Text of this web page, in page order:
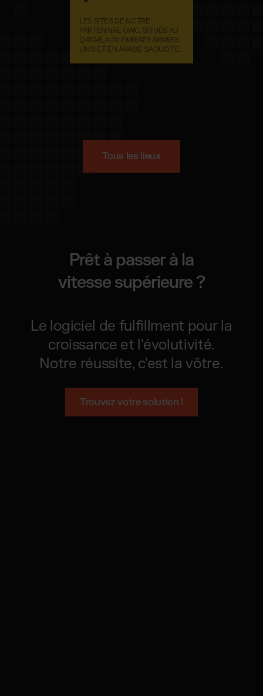
LES SITES DE NOTRE
PARTENAIRE GWC, SITUÉS AU
QATAR, AUX ÉMIRATS ARABES
UNIS ET EN ARABIE SAOUDITE.
Tous les lieux
Prêt à passer à la
vitesse supérieure ?
Le logiciel de fulfillment pour la
croissance et l'évolutivité.
Notre réussite, c'est la vôtre.
Trouvez votre solution !